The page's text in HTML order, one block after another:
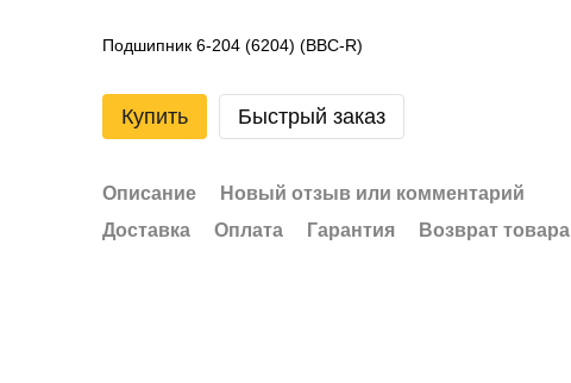
Подшипник 6-204 (6204) (BBC-R)
Купить Быстрый заказ
Описание
Новый отзыв или комментарий
Доставка
Оплата Гарантия Возврат товара